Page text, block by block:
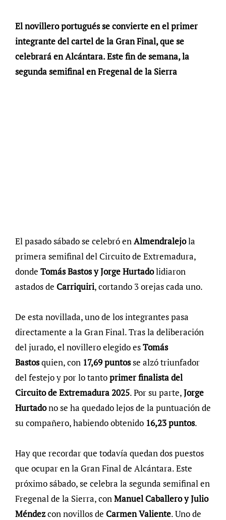
El novillero portugués se convierte en el primer
integrante del cartel de la Gran Final, que se
celebrará en Alcántara. Este fin de semana, la
segunda semifinal en Fregenal de la Sierra
El pasado sábado se celebró enAlmendralejola
primera semifinal del Circuito de Extremadura,
donde Tomás Bastos y Jorge Hurtadolidiaron
astados de Carriquiri, cortando 3 orejas cada uno.
De esta novillada, uno de los integrantes pasa
directamente a la Gran Final. Tras la deliberación
del jurado, el novillero elegido esTomás
Bastosquien, con 17,69 puntosse alzó triunfador
del festejo y por lo tantoprimer finalista del
Circuito de Extremadura 2025. Por su parte,Jorge
Hurtadono se ha quedado lejos de la puntuación de
su compañero, habiendo obtenido 16,23 puntos.
Hay que recordar que todavía quedan dos puestos
que ocupar en la Gran Final de Alcántara. Este
próximo sábado, se celebra la segunda semifinal en
Fregenal de la Sierra, conManuel Caballero y Julio
Méndezcon novillos de Carmen Valiente. Uno de